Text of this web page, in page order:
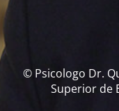
© Psicologo Dr.
Superior de